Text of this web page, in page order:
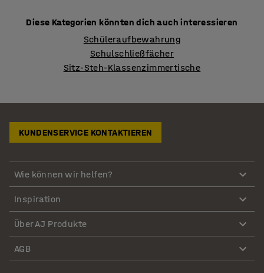
Diese Kategorien könnten dich auch interessieren
Schüleraufbewahrung
Schulschließfächer
Sitz-Steh-Klassenzimmertische
KUNDENSERVICE KONTAKTIEREN
Wie können wir helfen?
Inspiration
Über AJ Produkte
AGB